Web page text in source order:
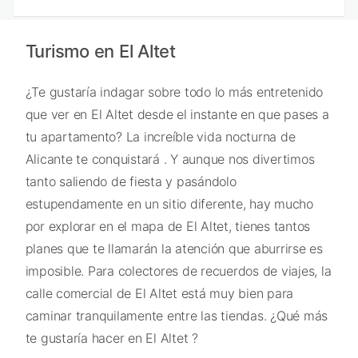
Turismo en El Altet
¿Te gustaría indagar sobre todo lo más entretenido
que ver en El Altet desde el instante en que pases a
tu apartamento? La increíble vida nocturna de
Alicante te conquistará . Y aunque nos divertimos
tanto saliendo de fiesta y pasándolo
estupendamente en un sitio diferente, hay mucho
por explorar en el mapa de El Altet, tienes tantos
planes que te llamarán la atención que aburrirse es
imposible. Para colectores de recuerdos de viajes, la
calle comercial de El Altet está muy bien para
caminar tranquilamente entre las tiendas. ¿Qué más
te gustaría hacer en El Altet ?